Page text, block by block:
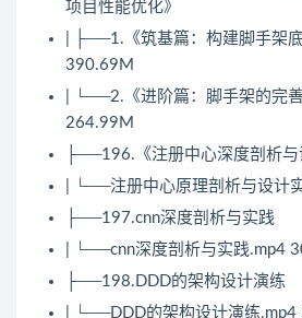
项目性能优化》
| ├──1.《筑基篇：构建脚手架
390.69M
| └──2.《进阶篇：脚手架的完
264.99M
├──196.《注册中心深度剖析与
| └──注册中心原理剖析与设计
├──197.cnn深度剖析与实践
| └──cnn深度剖析与实践.mp4
├──198. DDD的架构设计演练
| └──DDD的架构设计演练